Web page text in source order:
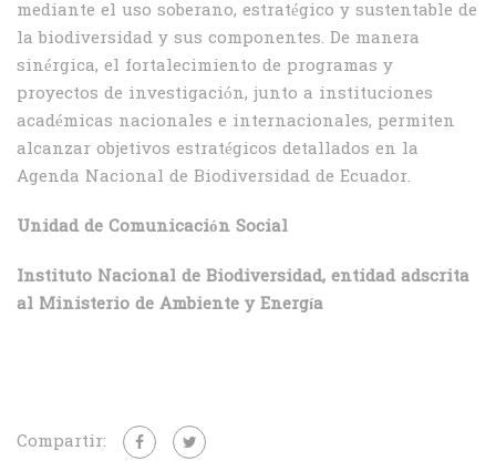
mediante el uso soberano, estratégico y sustentable de
la biodiversidad y sus componentes. De manera
sinérgica, el fortalecimiento de programas y
proyectos de investigación, junto a instituciones
académicas nacionales e internacionales, permiten
alcanzar objetivos estratégicos detallados en la
Agenda Nacional de Biodiversidad de Ecuador.
Unidad de Comunicación Social
Instituto Nacional de Biodiversidad, entidad adscrita
al Ministerio de Ambiente y Energía
Compartir: